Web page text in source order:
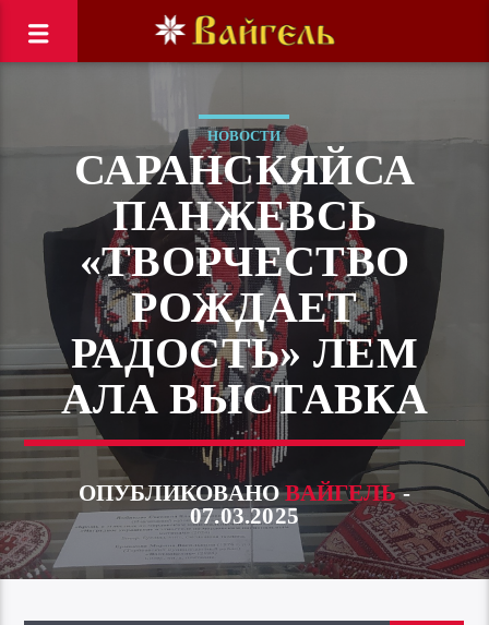
НОВОСТИ
САРАНСКЯЙСА
ПАНЖЕВСЬ
«ТВОРЧЕСТВО
РОЖДАЕТ
РАДОСТЬ» ЛЕМ
АЛА ВЫСТАВКА
ОПУБЛИКОВАНОВАЙГЕЛЬ-
07.03.2025